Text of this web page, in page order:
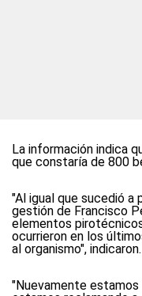
La información indica
que constaría de 800
"Al igual que sucedió a
gestión de Francisco
elementos
ocurrieron en los
al organismo", indicaron.
"Nuevamente